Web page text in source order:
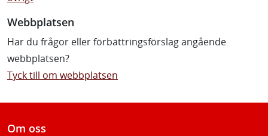
Webbplatsen
Har du frågor eller förbättringsförslag angående
webbplatsen?
Tyck till om webbplatsen
Om oss